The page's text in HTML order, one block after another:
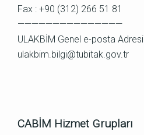
Fax : +90 (312) 266 51 81
———————————————
ULAKBİM Genel e-posta Adresi
ulakbim.bilgi@tubitak.gov.tr
CABİM Hizmet Grupları